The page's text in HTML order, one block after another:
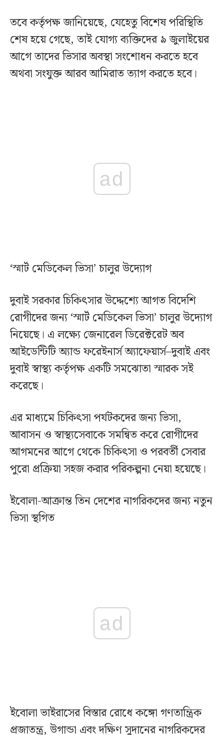
তবে কর্তৃপক্ষ জানিয়েছে, যেহেতু বিশেষ পরিস্থিতি
শেষ হয়ে গেছে, তাই যোগ্য ব্যক্তিদের ৯ জুলাইয়ের
আগে তাদের ভিসার অবস্থা সংশোধন করতে হবে
অথবা সংযুক্ত আরব আমিরাত ত্যাগ করতে হবে।
ad
‘স্মার্ট মেডিকেল ভিসা’ চালুর উদ্যোগ
দুবাই সরকার চিকিৎসার উদ্দেশ্যে আগত বিদেশি
রোগীদের জন্য ‘স্মার্ট মেডিকেল ভিসা’ চালুর উদ্যোগ
নিয়েছে। এ লক্ষ্যে জেনারেল ডিরেক্টরেট অব
আইডেন্টিটি অ্যান্ড ফরেইনার্স অ্যাফেয়ার্স–দুবাই এবং
দুবাই স্বাস্থ্য কর্তৃপক্ষ একটি সমঝোতা স্মারক সই
করেছে।
এর মাধ্যমে চিকিৎসা পর্যটকদের জন্য ভিসা,
আবাসন ও স্বাস্থ্যসেবাকে সমন্বিত করে রোগীদের
আগমনের আগে থেকে চিকিৎসা ও পরবর্তী সেবার
পুরো প্রক্রিয়া সহজ করার পরিকল্পনা নেয়া হয়েছে।
ইবোলা-আক্রান্ত তিন দেশের নাগরিকদের জন্য নতুন
ভিসা স্থগিত
ad
ইবোলা ভাইরাসের বিস্তার রোধে কঙ্গো গণতান্ত্রিক
প্রজাতন্ত্র, উগান্ডা এবং দক্ষিণ সুদানের নাগরিকদের